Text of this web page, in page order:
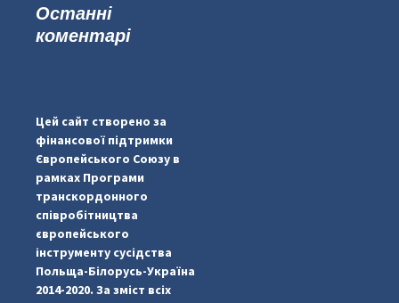
Останні
коментарі
Цей сайт створено за
фінансової підтримки
Європейського Союзу в
рамках Програми
транскордонного
співробітництва
європейського
інструменту сусідства
Польща-Білорусь-Україна
2014-2020. За зміст всіх